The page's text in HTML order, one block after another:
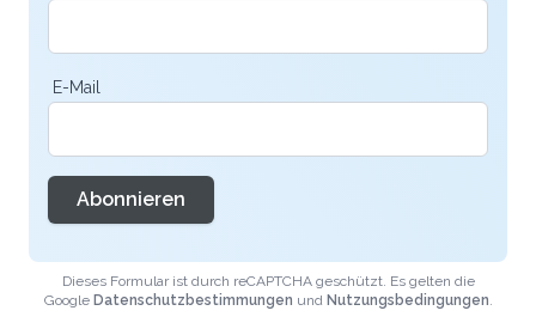
E-Mail
Abonnieren
Dieses Formular ist durch reCAPTCHA geschützt. Es gelten die
Google Datenschutzbestimmungen und Nutzungsbedingungen.